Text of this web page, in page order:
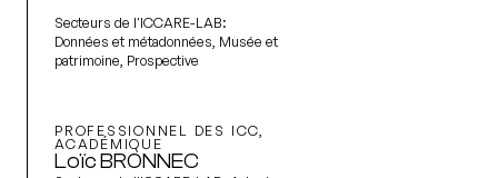
Secteurs de l'ICCARE-LAB:
Données et métadonnées, Musée et
patrimoine, Prospective
PROFESSIONNEL DES ICC,
ACADÉMIQUE
Loïc BRONNEC